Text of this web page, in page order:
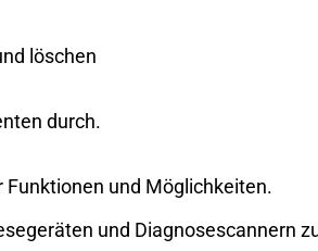
löschen
durch.
Funktionen und Möglichkeiten.
und Diagnosescannern